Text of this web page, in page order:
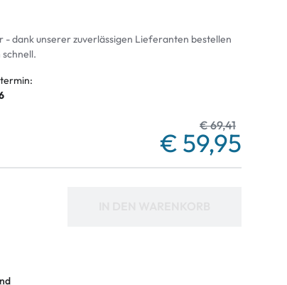
- dank unserer zuverlässigen Lieferanten bestellen
€ 69,41
€ 59,95